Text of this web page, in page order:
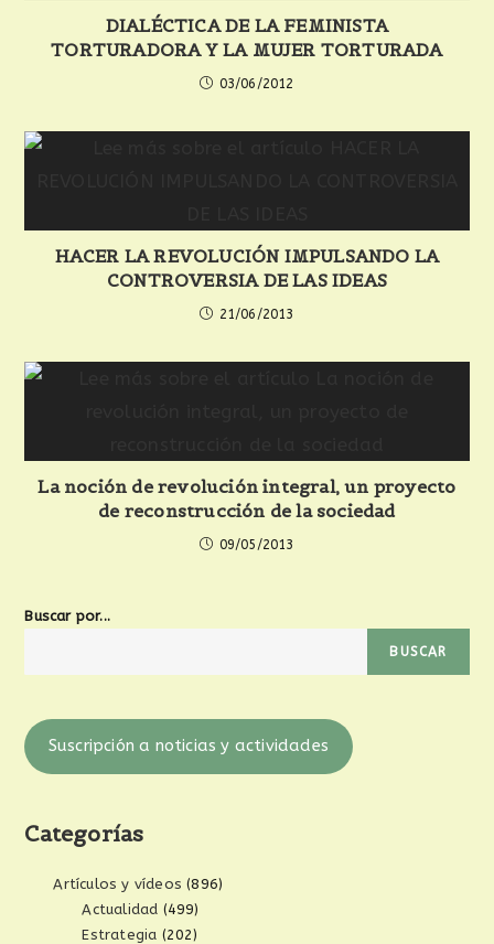
DIALÉCTICA DE LA FEMINISTA
TORTURADORA Y LA MUJER TORTURADA
03/06/2012
HACER LA REVOLUCIÓN IMPULSANDO LA
CONTROVERSIA DE LAS IDEAS
21/06/2013
La noción de revolución integral, un proyecto
de reconstrucción de la sociedad
09/05/2013
Buscar por...
BUSCAR
Suscripción a noticias y actividades
Categorías
Artículos y vídeos (896)
Actualidad (499)
Estrategia (202)